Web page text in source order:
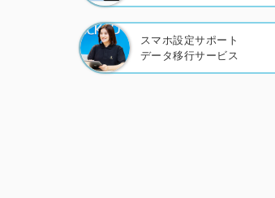
スマホ設定サポート
データ移行サービス